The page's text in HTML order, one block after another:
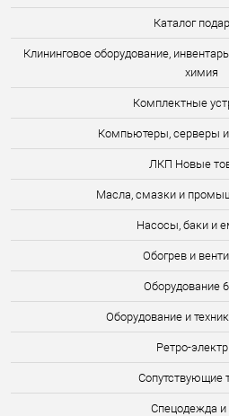
Каталог
Клининговое оборудование,
химия
Комплектные
Компьютеры, серверы
ЛКП Новые
Масла, смазки и
Насосы, баки и
Обогрев и
Оборудование
Оборудование и
Ретро-
Сопутствующие
Спецодежда